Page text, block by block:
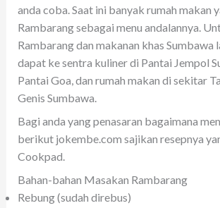
anda coba. Saat ini banyak rumah makan
Rambarang sebagai menu andalannya.
Rambarang dan makanan khas Sumbawa
dapat ke sentra kuliner di Pantai Jempol
Pantai Goa, dan rumah makan di sekitar
Genis Sumbawa.
Bagi anda yang penasaran bagaimana
berikut jokembe.com sajikan resepnya
Cookpad.
Bahan-bahan Masakan Rambarang
Rebung (sudah direbus)